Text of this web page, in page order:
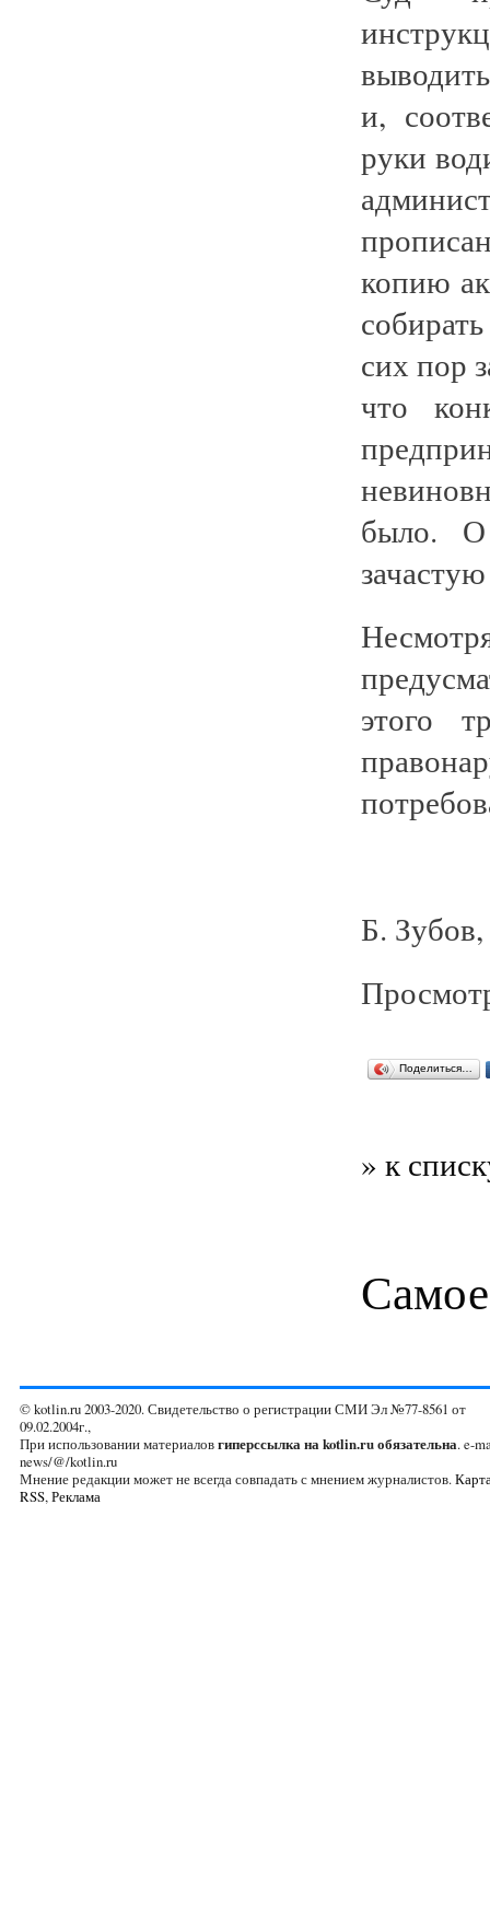
и,
руки
копию
сих пор
что
было. О
этого
Б.
Поделиться…
» к
© kotlin.ru 2003-2020. Свидетельство о регистрации СМИ Эл №77-8561 от
09.02.2004г.,
При использовании материаловгиперссылка на kotlin.ru обязательна. e-
news/@/kotlin.ru
Мнение редакции может не всегда совпадать с мнением журналистов.
RSS,Реклама